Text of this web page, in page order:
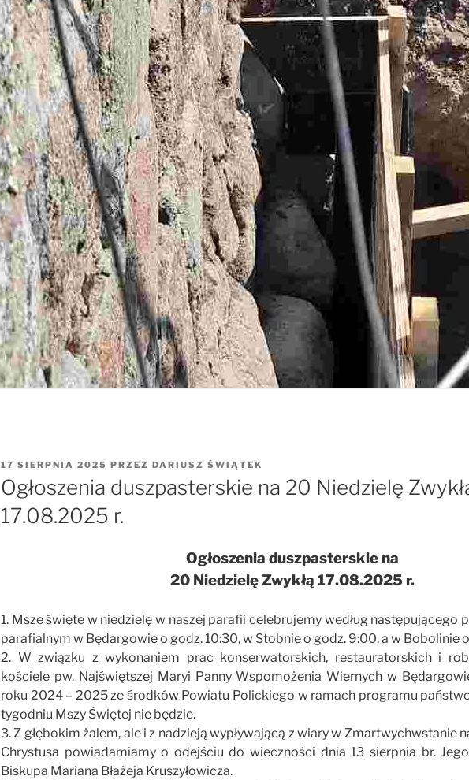
OPUBLIKOWANE
W
17 SIERPNIA 2025 PRZEZ DARIUSZ ŚWIĄTEK
Ogłoszenia duszpasterskie na 20 Niedzielę
17.08.2025 r.
Ogłoszenia duszpasterskie na
20 Niedzielę Zwykłą 17.08.2025 r.
1. Msze święte w niedzielę w naszej parafii celebrujemy według następującego
parafialnym w Będargowie o godz. 10:30, w Stobnie o godz. 9:00, a w Bobolinie
2. W związku z wykonaniem prac konserwatorskich, restauratorskich i
kościele pw. Najświętszej Maryi Panny Wspomożenia Wiernych w
roku 2024 – 2025 ze środków Powiatu Polickiego w ramach programu
tygodniu Mszy Świętej nie będzie.
3. Z głębokim żalem, ale i z nadzieją wypływającą z wiary w Zmartwychwstanie
Chrystusa powiadamiamy o odejściu do wieczności dnia 13 sierpnia br.
Biskupa Mariana Błażeja Kruszyłowicza.